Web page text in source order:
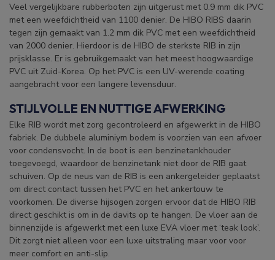
Veel vergelijkbare rubberboten zijn uitgerust met 0.9 mm dik PVC
met een weefdichtheid van 1100 denier. De HIBO RIBS daarin
tegen zijn gemaakt van 1.2 mm dik PVC met een weefdichtheid
van 2000 denier. Hierdoor is de HIBO de sterkste RIB in zijn
prijsklasse. Er is gebruikgemaakt van het meest hoogwaardige
PVC uit Zuid-Korea. Op het PVC is een UV-werende coating
aangebracht voor een langere levensduur.
STIJLVOLLE EN NUTTIGE AFWERKING
Elke RIB wordt met zorg gecontroleerd en afgewerkt in de HIBO
fabriek. De dubbele aluminiym bodem is voorzien van een afvoer
voor condensvocht. In de boot is een benzinetankhouder
toegevoegd, waardoor de benzinetank niet door de RIB gaat
schuiven. Op de neus van de RIB is een ankergeleider geplaatst
om direct contact tussen het PVC en het ankertouw te
voorkomen. De diverse hijsogen zorgen ervoor dat de HIBO RIB
direct geschikt is om in de davits op te hangen. De vloer aan de
binnenzijde is afgewerkt met een luxe EVA vloer met ‘teak look’.
Dit zorgt niet alleen voor een luxe uitstraling maar voor voor
meer comfort en anti-slip.